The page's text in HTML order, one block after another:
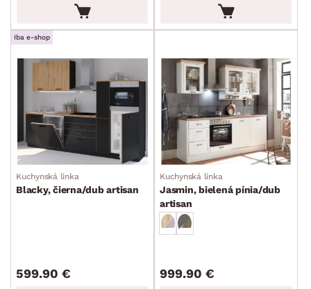
Iba e-shop
Kuchynská linka
Blacky, čierna/dub artisan
599.90 €
Kuchynská linka
Jasmin, bielená pínia/dub
artisan
999.90 €